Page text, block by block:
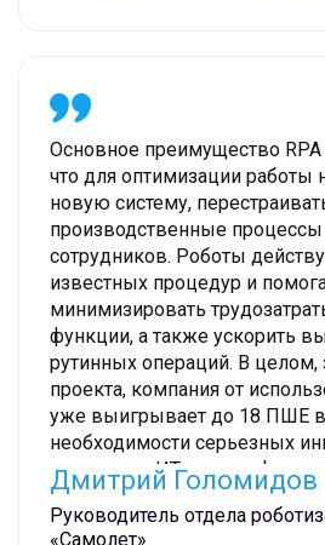
Основное преимущество
что для оптимизации работы
новую систему,
производственные процессы
сотрудников. Роботы
известных процедур и
минимизировать
функции, а также ускорить
рутинных операций. В целом,
проекта, компания от
уже выигрывает до 18 ПШЕ
необходимости серьезных
изменение ИТ-ландшафта
до конца года поднять этот
минимум до 50 ПШЕ,
Дмитрий Голомидов
Руководитель отдела
«Самолет»